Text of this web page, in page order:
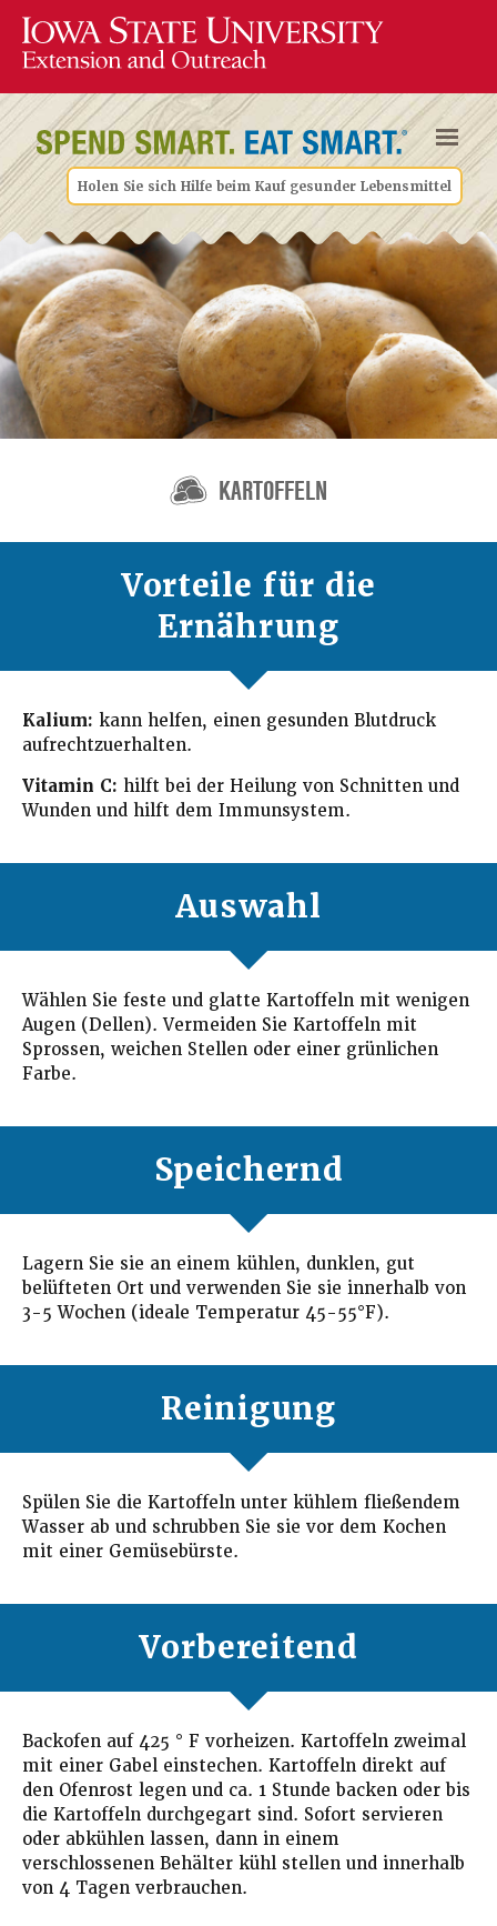
Holen Sie sich Hilfe beim Kauf gesunder Lebensmittel
KARTOFFELN
Vorteile für die
Ernährung
Kalium: kann helfen, einen gesunden Blutdruck
aufrechtzuerhalten.
Vitamin C: hilft bei der Heilung von Schnitten und
Wunden und hilft dem Immunsystem.
Auswahl
Wählen Sie feste und glatte Kartoffeln mit wenigen
Augen (Dellen). Vermeiden Sie Kartoffeln mit
Sprossen, weichen Stellen oder einer grünlichen
Farbe.
Speichernd
Lagern Sie sie an einem kühlen, dunklen, gut
belüfteten Ort und verwenden Sie sie innerhalb von
3-5 Wochen (ideale Temperatur 45-55°F).
Reinigung
Spülen Sie die Kartoffeln unter kühlem fließendem
Wasser ab und schrubben Sie sie vor dem Kochen
mit einer Gemüsebürste.
Vorbereitend
Backofen auf 425 ° F vorheizen. Kartoffeln zweimal
mit einer Gabel einstechen. Kartoffeln direkt auf
den Ofenrost legen und ca. 1 Stunde backen oder bis
die Kartoffeln durchgegart sind. Sofort servieren
oder abkühlen lassen, dann in einem
verschlossenen Behälter kühl stellen und innerhalb
von 4 Tagen verbrauchen.